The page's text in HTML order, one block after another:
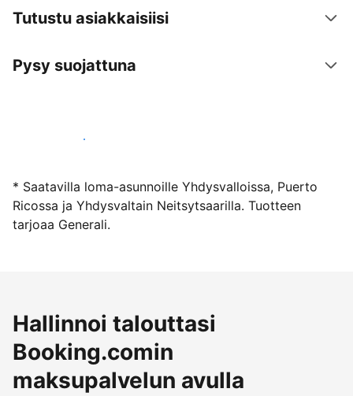
Tutustu asiakkaisiisi
Pysy suojattuna
Ryhdy majoittajaksi
* Saatavilla loma-asunnoille Yhdysvalloissa, Puerto
Ricossa ja Yhdysvaltain Neitsytsaarilla. Tuotteen
tarjoaa Generali.
Hallinnoi talouttasi
Booking.comin
maksupalvelun avulla